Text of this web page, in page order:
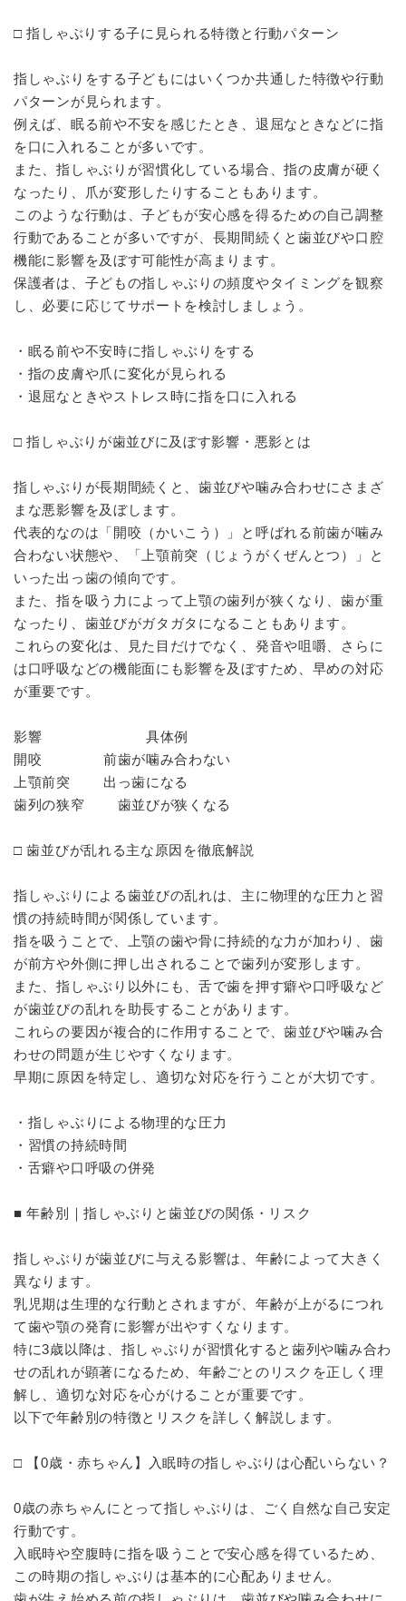
□ 指しゃぶりする子に見られる特徴と行動パターン
指しゃぶりをする子どもにはいくつか共通した特徴や行動
パターンが見られます。
例えば、眠る前や不安を感じたとき、退屈なときなどに指
を口に入れることが多いです。
また、指しゃぶりが習慣化している場合、指の皮膚が硬く
なったり、爪が変形したりすることもあります。
このような行動は、子どもが安心感を得るための自己調整
行動であることが多いですが、長期間続くと歯並びや口腔
機能に影響を及ぼす可能性が高まります。
保護者は、子どもの指しゃぶりの頻度やタイミングを観察
し、必要に応じてサポートを検討しましょう。
・眠る前や不安時に指しゃぶりをする
・指の皮膚や爪に変化が見られる
・退屈なときやストレス時に指を口に入れる
□ 指しゃぶりが歯並びに及ぼす影響・悪影とは
指しゃぶりが長期間続くと、歯並びや噛み合わせにさまざ
まな悪影響を及ぼします。
代表的なのは「開咬（かいこう）」と呼ばれる前歯が噛み
合わない状態や、「上顎前突（じょうがくぜんとつ）」と
いった出っ歯の傾向です。
また、指を吸う力によって上顎の歯列が狭くなり、歯が重
なったり、歯並びがガタガタになることもあります。
これらの変化は、見た目だけでなく、発音や咀嚼、さらに
は口呼吸などの機能面にも影響を及ぼすため、早めの対応
が重要です。
影響 具体例
開咬 前歯が噛み合わない
上顎前突 出っ歯になる
歯列の狭窄 歯並びが狭くなる
□ 歯並びが乱れる主な原因を徹底解説
指しゃぶりによる歯並びの乱れは、主に物理的な圧力と習
慣の持続時間が関係しています。
指を吸うことで、上顎の歯や骨に持続的な力が加わり、歯
が前方や外側に押し出されることで歯列が変形します。
また、指しゃぶり以外にも、舌で歯を押す癖や口呼吸など
が歯並びの乱れを助長することがあります。
これらの要因が複合的に作用することで、歯並びや噛み合
わせの問題が生じやすくなります。
早期に原因を特定し、適切な対応を行うことが大切です。
・指しゃぶりによる物理的な圧力
・習慣の持続時間
・舌癖や口呼吸の併発
■ 年齢別｜指しゃぶりと歯並びの関係・リスク
指しゃぶりが歯並びに与える影響は、年齢によって大きく
異なります。
乳児期は生理的な行動とされますが、年齢が上がるにつれ
て歯や顎の発育に影響が出やすくなります。
特に3歳以降は、指しゃぶりが習慣化すると歯列や噛み合わ
せの乱れが顕著になるため、年齢ごとのリスクを正しく理
解し、適切な対応を心がけることが重要です。
以下で年齢別の特徴とリスクを詳しく解説します。
□ 【0歳・赤ちゃん】入眠時の指しゃぶりは心配いらない？
0歳の赤ちゃんにとって指しゃぶりは、ごく自然な自己安定
行動です。
入眠時や空腹時に指を吸うことで安心感を得ているため、
この時期の指しゃぶりは基本的に心配ありません。